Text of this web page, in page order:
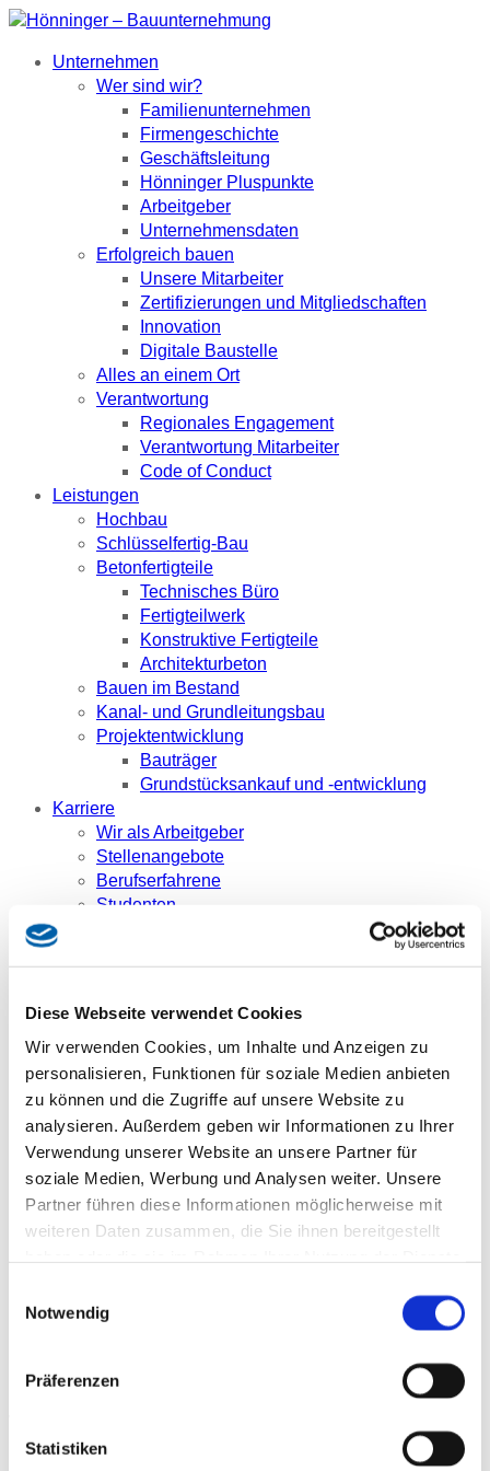
Diese Webseite verwendet Cookies
Wir verwenden Cookies, um Inhalte und Anzeigen zu
personalisieren, Funktionen für soziale Medien anbieten
zu können und die Zugriffe auf unsere Website zu
analysieren. Außerdem geben wir Informationen zu Ihrer
Verwendung unserer Website an unsere Partner für
soziale Medien, Werbung und Analysen weiter. Unsere
Partner führen diese Informationen möglicherweise mit
weiteren Daten zusammen, die Sie ihnen bereitgestellt
Notwendig
Präferenzen
Statistiken
Unternehmen
Wer sind wir?
Familienunternehmen
Firmengeschichte
Geschäftsleitung
Hönninger Pluspunkte
Arbeitgeber
Unternehmensdaten
Erfolgreich bauen
Unsere Mitarbeiter
Zertifizierungen und Mitgliedschaften
Innovation
Digitale Baustelle
Alles an einem Ort
Verantwortung
Regionales Engagement
Verantwortung Mitarbeiter
Code of Conduct
Leistungen
Hochbau
Schlüsselfertig-Bau
Betonfertigteile
Technisches Büro
Fertigteilwerk
Konstruktive Fertigteile
Architekturbeton
Bauen im Bestand
Kanal- und Grundleitungsbau
Projektentwicklung
Bauträger
Grundstücksankauf und -entwicklung
Karriere
Wir als Arbeitgeber
Stellenangebote
Berufserfahrene
Studenten
Schlüsselfertig-Bau
Betonfertigteile
Architekturbeton
Bauen im Bestand
Kanalbau
Bauträger
Bauherrenliste
Downloads
Kontakt
Sie sind hier:
Weihnachtsfeier 2025